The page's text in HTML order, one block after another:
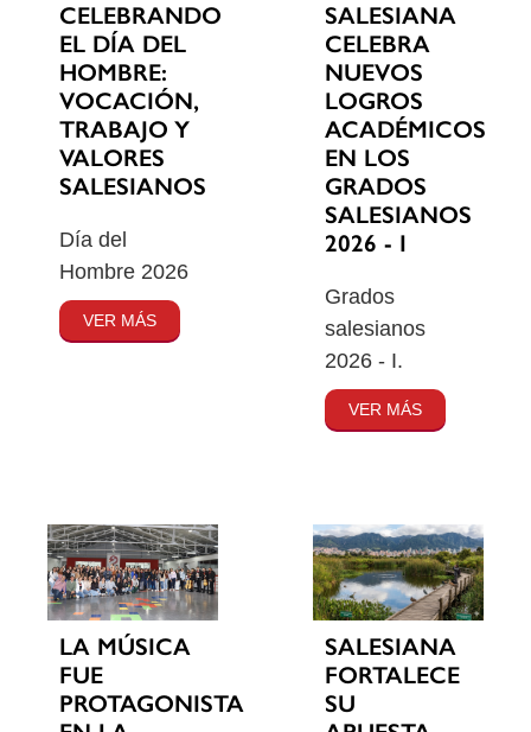
CELEBRANDO
EL DÍA DEL
HOMBRE:
VOCACIÓN,
TRABAJO Y
VALORES
SALESIANOS
Día del
Hombre 2026
VER MÁS
SALESIANA
CELEBRA
NUEVOS
LOGROS
ACADÉMICOS
EN LOS
GRADOS
SALESIANOS
2026 - I
Grados
salesianos
2026 - I.
VER MÁS
LA MÚSICA
FUE
PROTAGONISTA
SALESIANA
FORTALECE
SU